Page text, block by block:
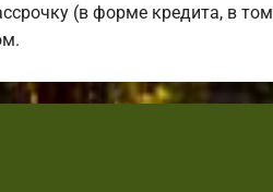
(в форме кредита, в том